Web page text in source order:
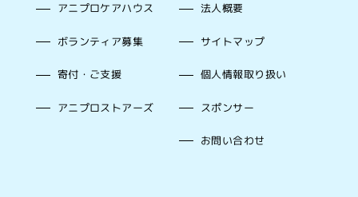
アニプロケアハウス
ボランティア募集
寄付・ご支援
アニプロストアーズ
法人概要
サイトマップ
個人情報取り扱い
スポンサー
お問い合わせ